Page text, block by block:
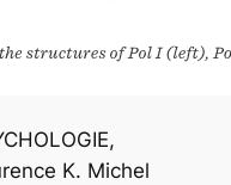
K. Michel